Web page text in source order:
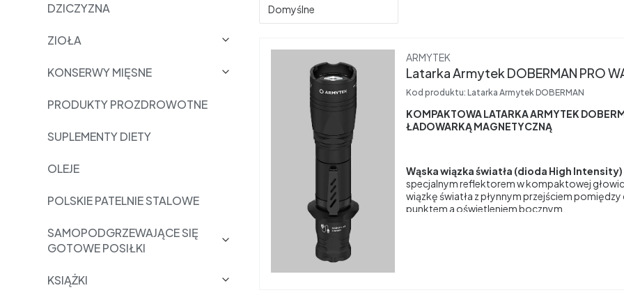
DZICZYZNA
ZIOŁA
KONSERWY MIĘSNE
PRODUKTY PROZDROWOTNE
SUPLEMENTY DIETY
OLEJE
POLSKIE PATELNIE STALOWE
SAMOPODGRZEWAJĄCE SIĘ
GOTOWE POSIŁKI
KSIĄŻKI
Domyślne
Producent
ARMYTEK
Latarka Armytek DOBERMAN
Kod produktu: Latarka Armytek DOBERMAN
KOMPAKTOWA LATARKA ARMYTEK
ŁADOWARKĄ MAGNETYCZNĄ
Wąska wiązka światła (dioda High Intensity)
specjalnym reflektorem w kompaktowej
wiązkę światła z płynnym przejściem
punktem a oświetleniem bocznym.